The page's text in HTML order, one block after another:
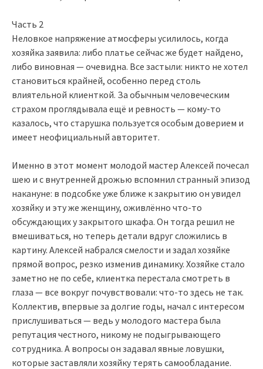
Часть 2
Неловкое напряжение атмосферы усилилось, когда
хозяйка заявила: либо платье сейчас же будет найдено,
либо виновная — очевидна. Все застыли: никто не хотел
становиться крайней, особенно перед столь
влиятельной клиенткой. За обычным человеческим
страхом проглядывала ещё и ревность — кому-то
казалось, что старушка пользуется особым доверием и
имеет неофициальный авторитет.
Именно в этот момент молодой мастер Алексей почесал
шею и с внутренней дрожью вспомнил странный эпизод
накануне: в подсобке уже ближе к закрытию он увидел
хозяйку и эту же женщину, оживлённо что-то
обсуждающих у закрытого шкафа. Он тогда решил не
вмешиваться, но теперь детали вдруг сложились в
картину. Алексей набрался смелости и задал хозяйке
прямой вопрос, резко изменив динамику. Хозяйке стало
заметно не по себе, клиентка перестала смотреть в
глаза — все вокруг почувствовали: что-то здесь не так.
Коллектив, впервые за долгие годы, начал с интересом
прислушиваться — ведь у молодого мастера была
репутация честного, никому не подыгрывающего
сотрудника. А вопросы он задавал явные ловушки,
которые заставляли хозяйку терять самообладание.